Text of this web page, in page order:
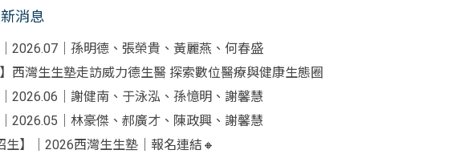
消息
2026.07｜孫明德、張榮貴、黃麗燕、何春盛
】西灣生生塾走訪威力德生醫 探索數位醫療與健康生態圈
2026.06｜謝健南、于泳泓、孫憶明、謝馨慧
2026.05｜林豪傑、郝廣才、陳政興、謝馨慧
生】｜2026西灣生生塾｜報名連結🔸